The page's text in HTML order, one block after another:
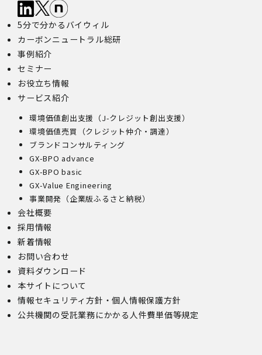
5分で分かるバイウィル
カーボンニュートラル総研
事例紹介
セミナー
お役立ち情報
サービス紹介
環境価値創出支援（J-クレジット創出支援）
環境価値売買（クレジット仲介・調達）
ブランドコンサルティング
GX-BPO advance
GX-BPO basic
GX-Value Engineering
事業開発（企業版ふるさと納税）
会社概要
採用情報
新着情報
お問い合わせ
資料ダウンロード
本サイトについて
情報セキュリティ方針・個人情報保護方針
公共機関の受託業務にかかる人件費単価等規定